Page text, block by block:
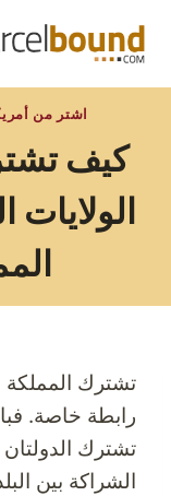
إلى
اشتر من
كيف
الولايات
تشترك المملكة
رابطة خاصة.
تشترك
الشراكة بين